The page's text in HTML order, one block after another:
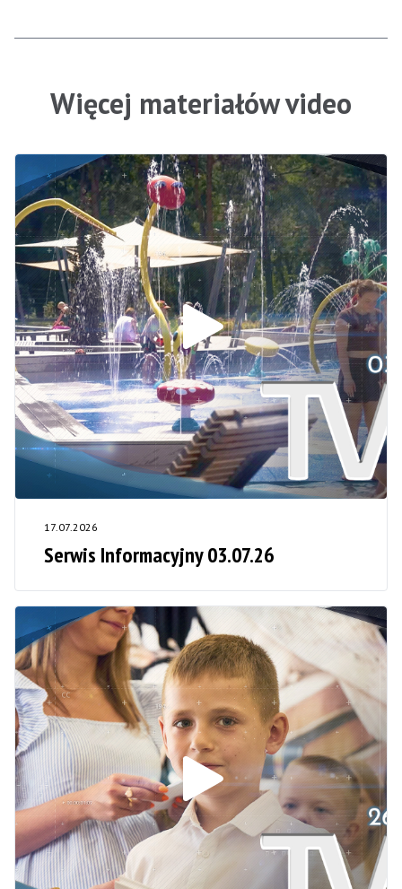
Więcej materiałów video
17.07.2026
Serwis Informacyjny 03.07.26